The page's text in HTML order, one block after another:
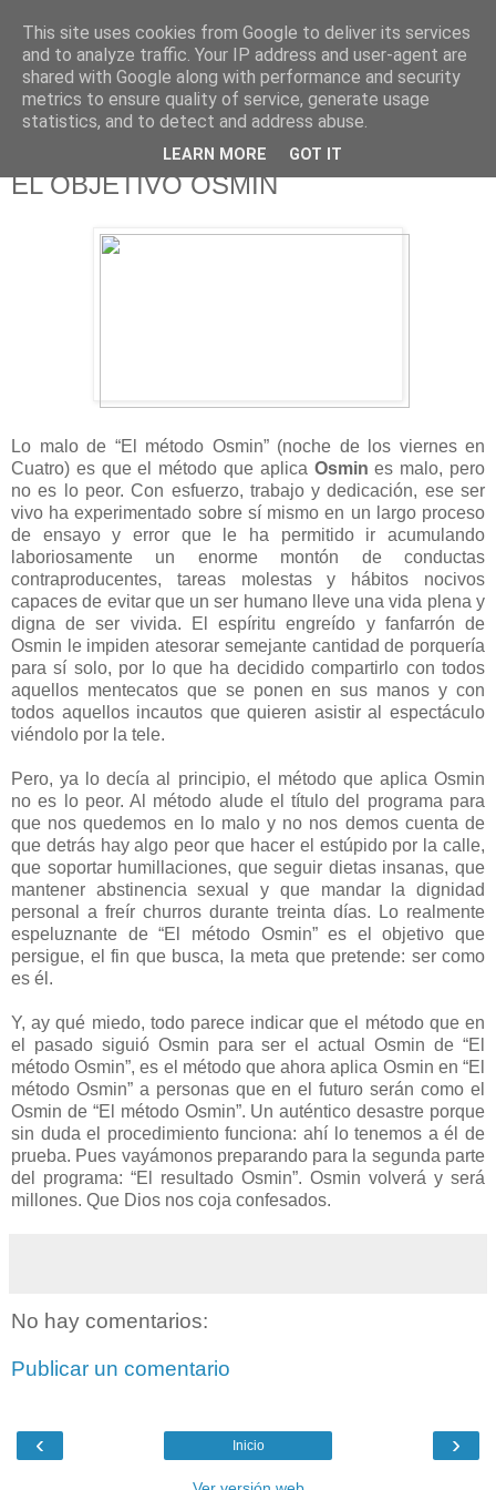
625 RANAS
LA TELEVISIÓN DESDE EL PUNTO DE VISTA BATRACIO
EL OBJETIVO OSMIN
Lo malo de “El método Osmin” (noche de los viernes en
Cuatro) es que el método que aplica Osmines malo, pero
no es lo peor. Con esfuerzo, trabajo y dedicación, ese ser
vivo ha experimentado sobre sí mismo en un largo proceso
de ensayo y error que le ha permitido ir acumulando
laboriosamente un enorme montón de conductas
contraproducentes, tareas molestas y hábitos nocivos
capaces de evitar que un ser humano lleve una vida plena y
digna de ser vivida. El espíritu engreído y fanfarrón de
Osmin le impiden atesorar semejante cantidad de porquería
para sí solo, por lo que ha decidido compartirlo con todos
aquellos mentecatos que se ponen en sus manos y con
todos aquellos incautos que quieren asistir al espectáculo
viéndolo por la tele.
Pero, ya lo decía al principio, el método que aplica Osmin
no es lo peor. Al método alude el título del programa para
que nos quedemos en lo malo y no nos demos cuenta de
que detrás hay algo peor que hacer el estúpido por la calle,
que soportar humillaciones, que seguir dietas insanas, que
mantener abstinencia sexual y que mandar la dignidad
personal a freír churros durante treinta días. Lo realmente
espeluznante de “El método Osmin” es el objetivo que
persigue, el fin que busca, la meta que pretende: ser como
es él.
Y, ay qué miedo, todo parece indicar que el método que en
el pasado siguió Osmin para ser el actual Osmin de “El
método Osmin”, es el método que ahora aplica Osmin en “El
método Osmin” a personas que en el futuro serán como el
Osmin de “El método Osmin”. Un auténtico desastre porque
sin duda el procedimiento funciona: ahí lo tenemos a él de
prueba. Pues vayámonos preparando para la segunda parte
del programa: “El resultado Osmin”. Osmin volverá y será
millones. Que Dios nos coja confesados.
No hay comentarios:
Publicar un comentario
‹ ›
Inicio
This site uses cookies from Google to deliver its services
and to analyze traffic. Your IP address and user-agent are
shared with Google along with performance and security
metrics to ensure quality of service, generate usage
statistics, and to detect and address abuse.
LEARN MORE GOT IT